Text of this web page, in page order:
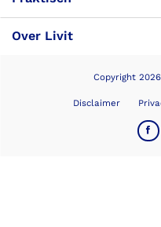
Over Livit
Copyright
Disclaimer